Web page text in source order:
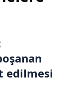
edilmesi